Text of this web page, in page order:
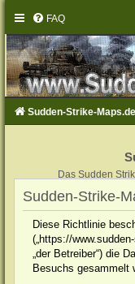
FAQ
Sudden-Strike-
Das Sudden
Sudden-Strike-
Diese Richtlinie
(„https://
„der Betreiber“) die
Besuchs gesammelt